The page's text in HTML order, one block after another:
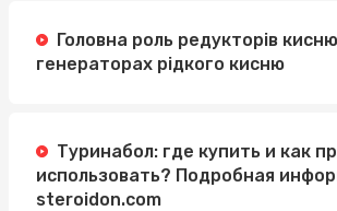
Головна роль редукторів
генераторах рідкого кисню
Туринабол: где купить и как
использовать? Подробная
steroidon.com